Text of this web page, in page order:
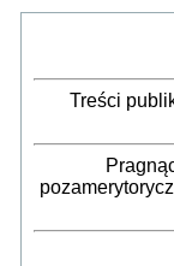
Treści